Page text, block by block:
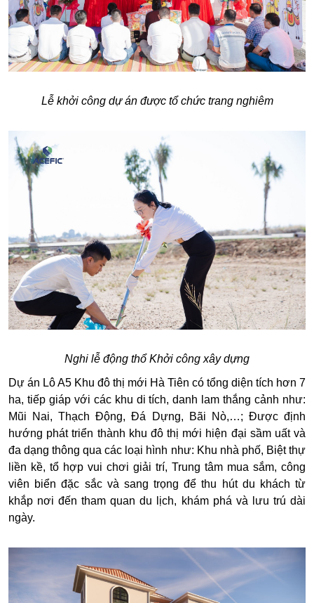
Lễ khởi công dự án được tổ chức trang nghiêm
Nghi lễ động thổ Khởi công xây dựng
Dự án Lô A5 Khu đô thị mới Hà Tiên có tổng diện tích hơn 7
ha, tiếp giáp với các khu di tích, danh lam thắng cảnh như:
Mũi Nai, Thạch Động, Đá Dựng, Bãi Nò,…; Được định
hướng phát triển thành khu đô thị mới hiện đại sầm uất và
đa dạng thông qua các loại hình như: Khu nhà phố, Biệt thự
liền kề, tổ hợp vui chơi giải trí, Trung tâm mua sắm, công
viên biển đặc sắc và sang trọng để thu hút du khách từ
khắp nơi đến tham quan du lịch, khám phá và lưu trú dài
ngày.